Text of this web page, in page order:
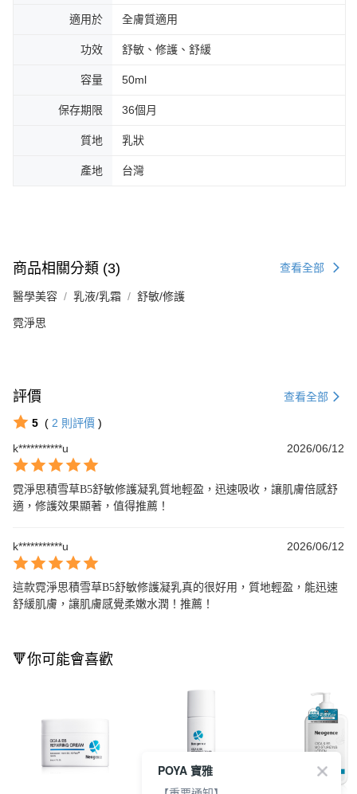
適用於 全膚質適用
功效 舒敏、修護、舒緩
容量 50ml
保存期限 36個月
質地 乳狀
產地 台灣
商品相關分類 (3) 查看全部
醫學美容 乳液/乳霜 舒敏/修護
霓淨思
評價 查看全部
5 ( 2 則評價 )
k***********u
2026/06/12
霓淨思積雪草B5舒敏修護凝乳質地輕盈，迅速吸收，讓肌膚倍感舒
適，修護效果顯著，值得推薦！
k***********u 2026/06/12
這款霓淨思積雪草B5舒敏修護凝乳真的很好用，質地輕盈，能迅速
舒緩肌膚，讓肌膚感覺柔嫩水潤！推薦！
🔻你可能會喜歡
POYA 寶雅